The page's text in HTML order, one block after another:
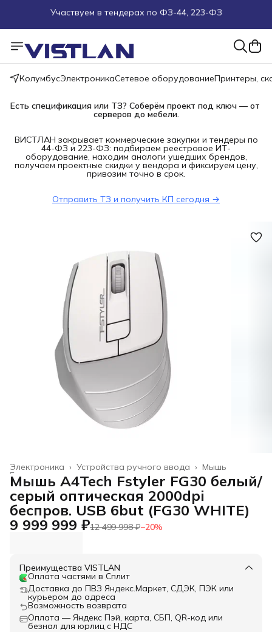
Пуско-наладочные работы
Пришлите запрос на e-mail или в чат
Более 100 000 позиций в наличии и под заказ
КолумбусЭлектроникаСетевое оборудованиеПринтеры,
Есть спецификация или ТЗ? Соберём проект под ключ — от
серверов до мебели.
ВИСТЛАН закрывает коммерческие закупки и тендеры по
44-ФЗ и 223-ФЗ: подбираем реестровое ИТ-
оборудование, находим аналоги ушедших брендов,
получаем проектные скидки у вендора и фиксируем цену,
привозим точно в срок.
Отправить ТЗ и получить КП сегодня →
Мышь
Устройства ручного ввода ›
Электроника ›
Главная
Мышь A4Tech Fstyler FG30 белый/
серый оптическая 2000dpi
беспров. USB 6but (FG30 WHITE)
9 999 999 ₽12 499 998 ₽−20%
Преимущества VISTLAN
Оплата частями в Сплит
Доставка до ПВЗ Яндекс.Маркет, СДЭК, ПЭК или
курьером до адреса
Возможность возврата
Оплата — Яндекс Пэй, карта, СБП, QR-код или
безнал для юрлиц с НДС